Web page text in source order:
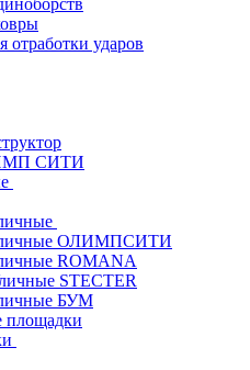
отработки ударов
СИТИ
ОЛИМПСИТИ
ROMANA
STECTER
БУМ
площадки